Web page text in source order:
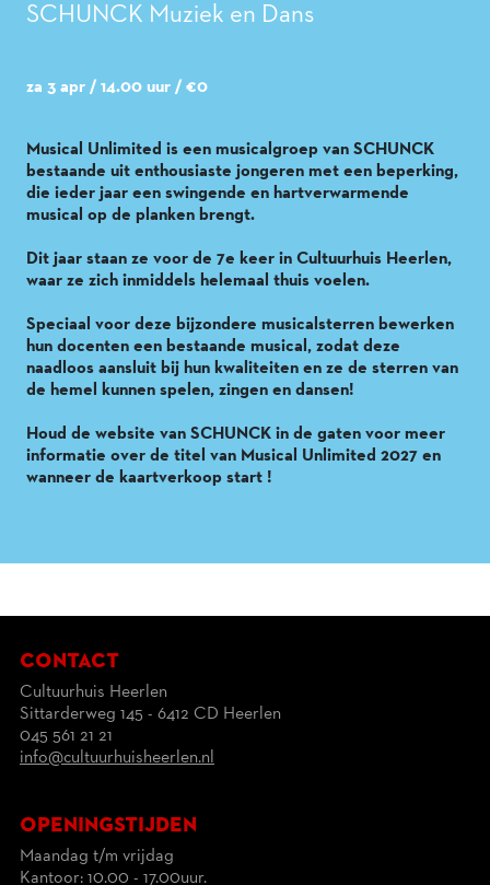
SCHUNCK Muziek en Dans
za 3 apr / 14.00 uur / €0
Musical Unlimited is een musicalgroep van SCHUNCK
bestaande uit enthousiaste jongeren met een beperking,
die ieder jaar een swingende en hartverwarmende
musical op de planken brengt.
Dit jaar staan ze voor de 7e keer in Cultuurhuis Heerlen,
waar ze zich inmiddels helemaal thuis voelen.
Speciaal voor deze bijzondere musicalsterren bewerken
hun docenten een bestaande musical, zodat deze
naadloos aansluit bij hun kwaliteiten en ze de sterren van
de hemel kunnen spelen, zingen en dansen!
Houd de website van SCHUNCK in de gaten voor meer
informatie over de titel van Musical Unlimited 2027 en
wanneer de kaartverkoop start !
contact
Cultuurhuis Heerlen
Sittarderweg 145 - 6412 CD Heerlen
045 561 21 21
info@cultuurhuisheerlen.nl
openingstijden
Maandag t/m vrijdag
Kantoor: 10.00 - 17.00uur.